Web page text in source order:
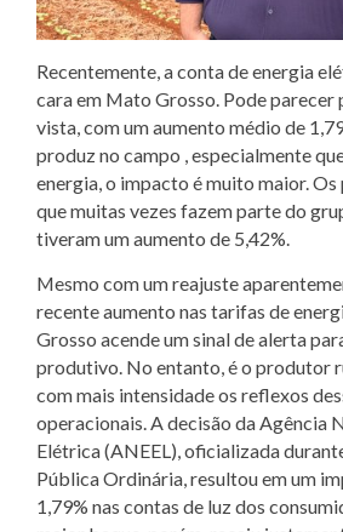
Recentemente, a conta de energia
cara em Mato Grosso. Pode parecer
vista, com um aumento médio de
produz no campo , especialmente
energia, o impacto é muito maior.
que muitas vezes fazem parte do
tiveram um aumento de 5,42%.
Mesmo com um reajuste
recente aumento nas tarifas de
Grosso acende um sinal de alerta
produtivo. No entanto, é o produtor
com mais intensidade os reflexos
operacionais. A decisão da Agência
Elétrica (ANEEL), oficializada
Pública Ordinária, resultou em um
1,79% nas contas de luz dos